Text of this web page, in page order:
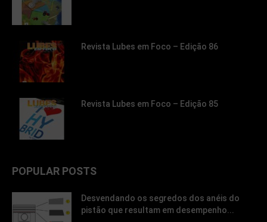
Revista Lubes em Foco – Edição 86
Revista Lubes em Foco – Edição 85
POPULAR POSTS
Desvendando os segredos dos anéis do
pistão que resultam em desempenho...